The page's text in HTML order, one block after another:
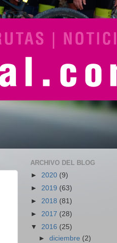
ARCHIVO DEL BLOG
► 2020 (9)
► 2019 (63)
► 2018 (81)
► 2017 (28)
▼ 2016 (25)
►diciembre (2)